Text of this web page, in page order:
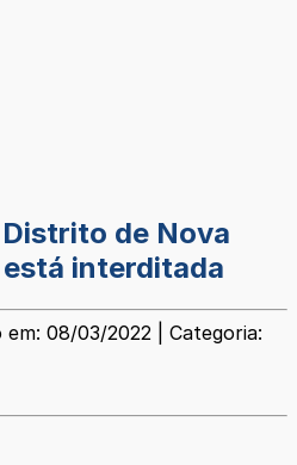
de Nova
interditada
08/03/2022 | Categoria: